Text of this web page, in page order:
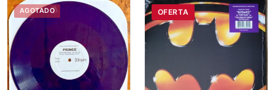
AGOTADO OFERTA